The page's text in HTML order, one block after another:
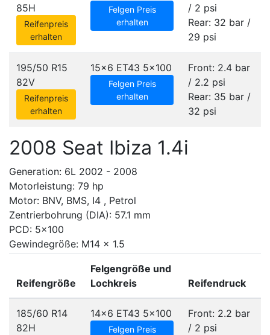
85H
Reifenpreis
erhalten
Felgen Preis
erhalten
/ 2 psi
Rear: 32 bar /
29 psi
195/50 R15
82V
Reifenpreis
erhalten
15x6 ET43 5x100
Felgen Preis
erhalten
Front: 2.4 bar
/ 2.2 psi
Rear: 35 bar /
32 psi
2008 Seat Ibiza 1.4i
Generation: 6L 2002 - 2008
Motorleistung: 79 hp
Motor: BNV, BMS, I4 , Petrol
Zentrierbohrung (DIA): 57.1 mm
PCD: 5x100
Gewindegröße: M14 x 1.5
Reifengröße
Felgengröße und
Lochkreis
Reifendruck
185/60 R14
82H
14x6 ET43 5x100
Felgen Preis
Front: 2.2 bar
/ 2 psi